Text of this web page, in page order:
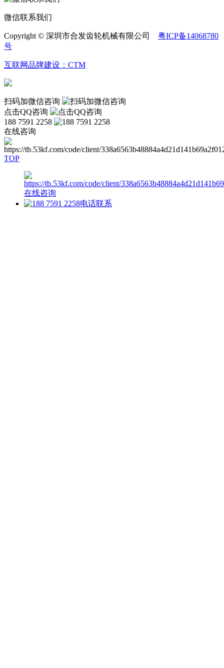
微信联系我们
Copyright © 深圳市合发齿轮机械有限公司 粤ICP备14068780
号
互联网品牌建设：CTM
扫码加微信咨询
点击QQ咨询
188 7591 2258
在线咨询
TOP
在线咨询
电话联系